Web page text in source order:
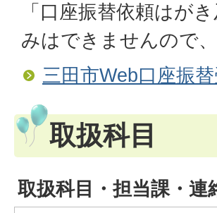
「口座振替依頼はが
みはできませんので
三田市Web口座振
取扱科目
取扱科目・担当課・連